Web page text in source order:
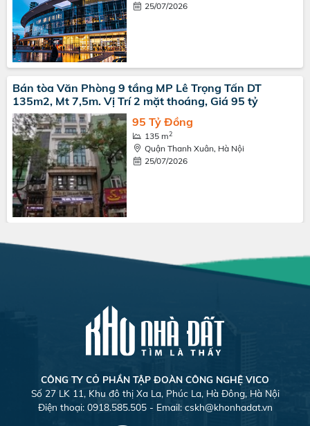
25/07/2026
Bán tòa Văn Phòng 9 tầng MP Lê Trọng Tấn DT
135m2, Mt 7,5m. Vị Trí 2 mặt thoáng, Giá 95 tỷ
95 Tỷ Đồng
135 m2
Quận Thanh Xuân, Hà Nội
25/07/2026
CÔNG TY CỎ PHẦN TẬP ĐOÀN CÔNG NGHỆ VICO
Số 27 LK 11, Khu đô thị Xa La, Phúc La, Hà Đông, Hà Nội
Điện thoại: 0918.585.505 - Email: cskh@khonhadat.vn